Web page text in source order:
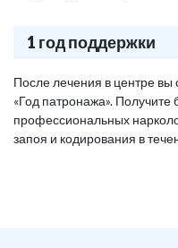
1 год поддержки
После лечения в центре вы
«Год патронажа».
профессиональных
запоя и кодирования в